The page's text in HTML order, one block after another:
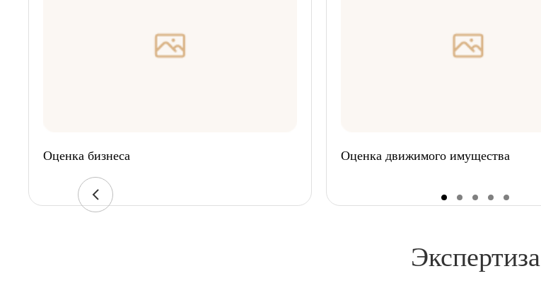
Оценка бизнеса Оценка движимого имущества
Экспертиза